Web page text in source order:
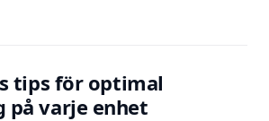
tips för optimal
på varje enhet